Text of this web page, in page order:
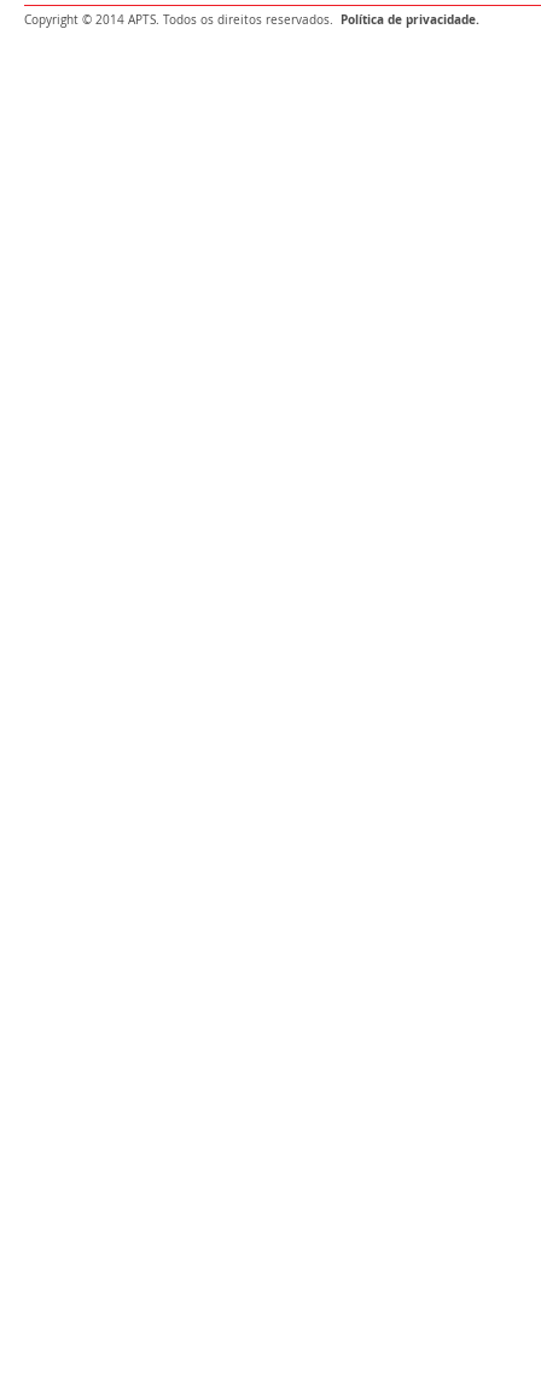
Copyright © 2014 APTS. Todos os direitos reservados. Política de privacidade.